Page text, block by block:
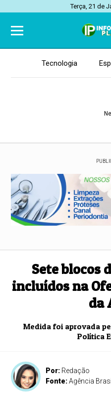
Terça, 21 de
Tecnologia
Sete blocos
incluídos na
da
Medida foi aprovada
Política
Por: Redação
Fonte:Agência Brasil